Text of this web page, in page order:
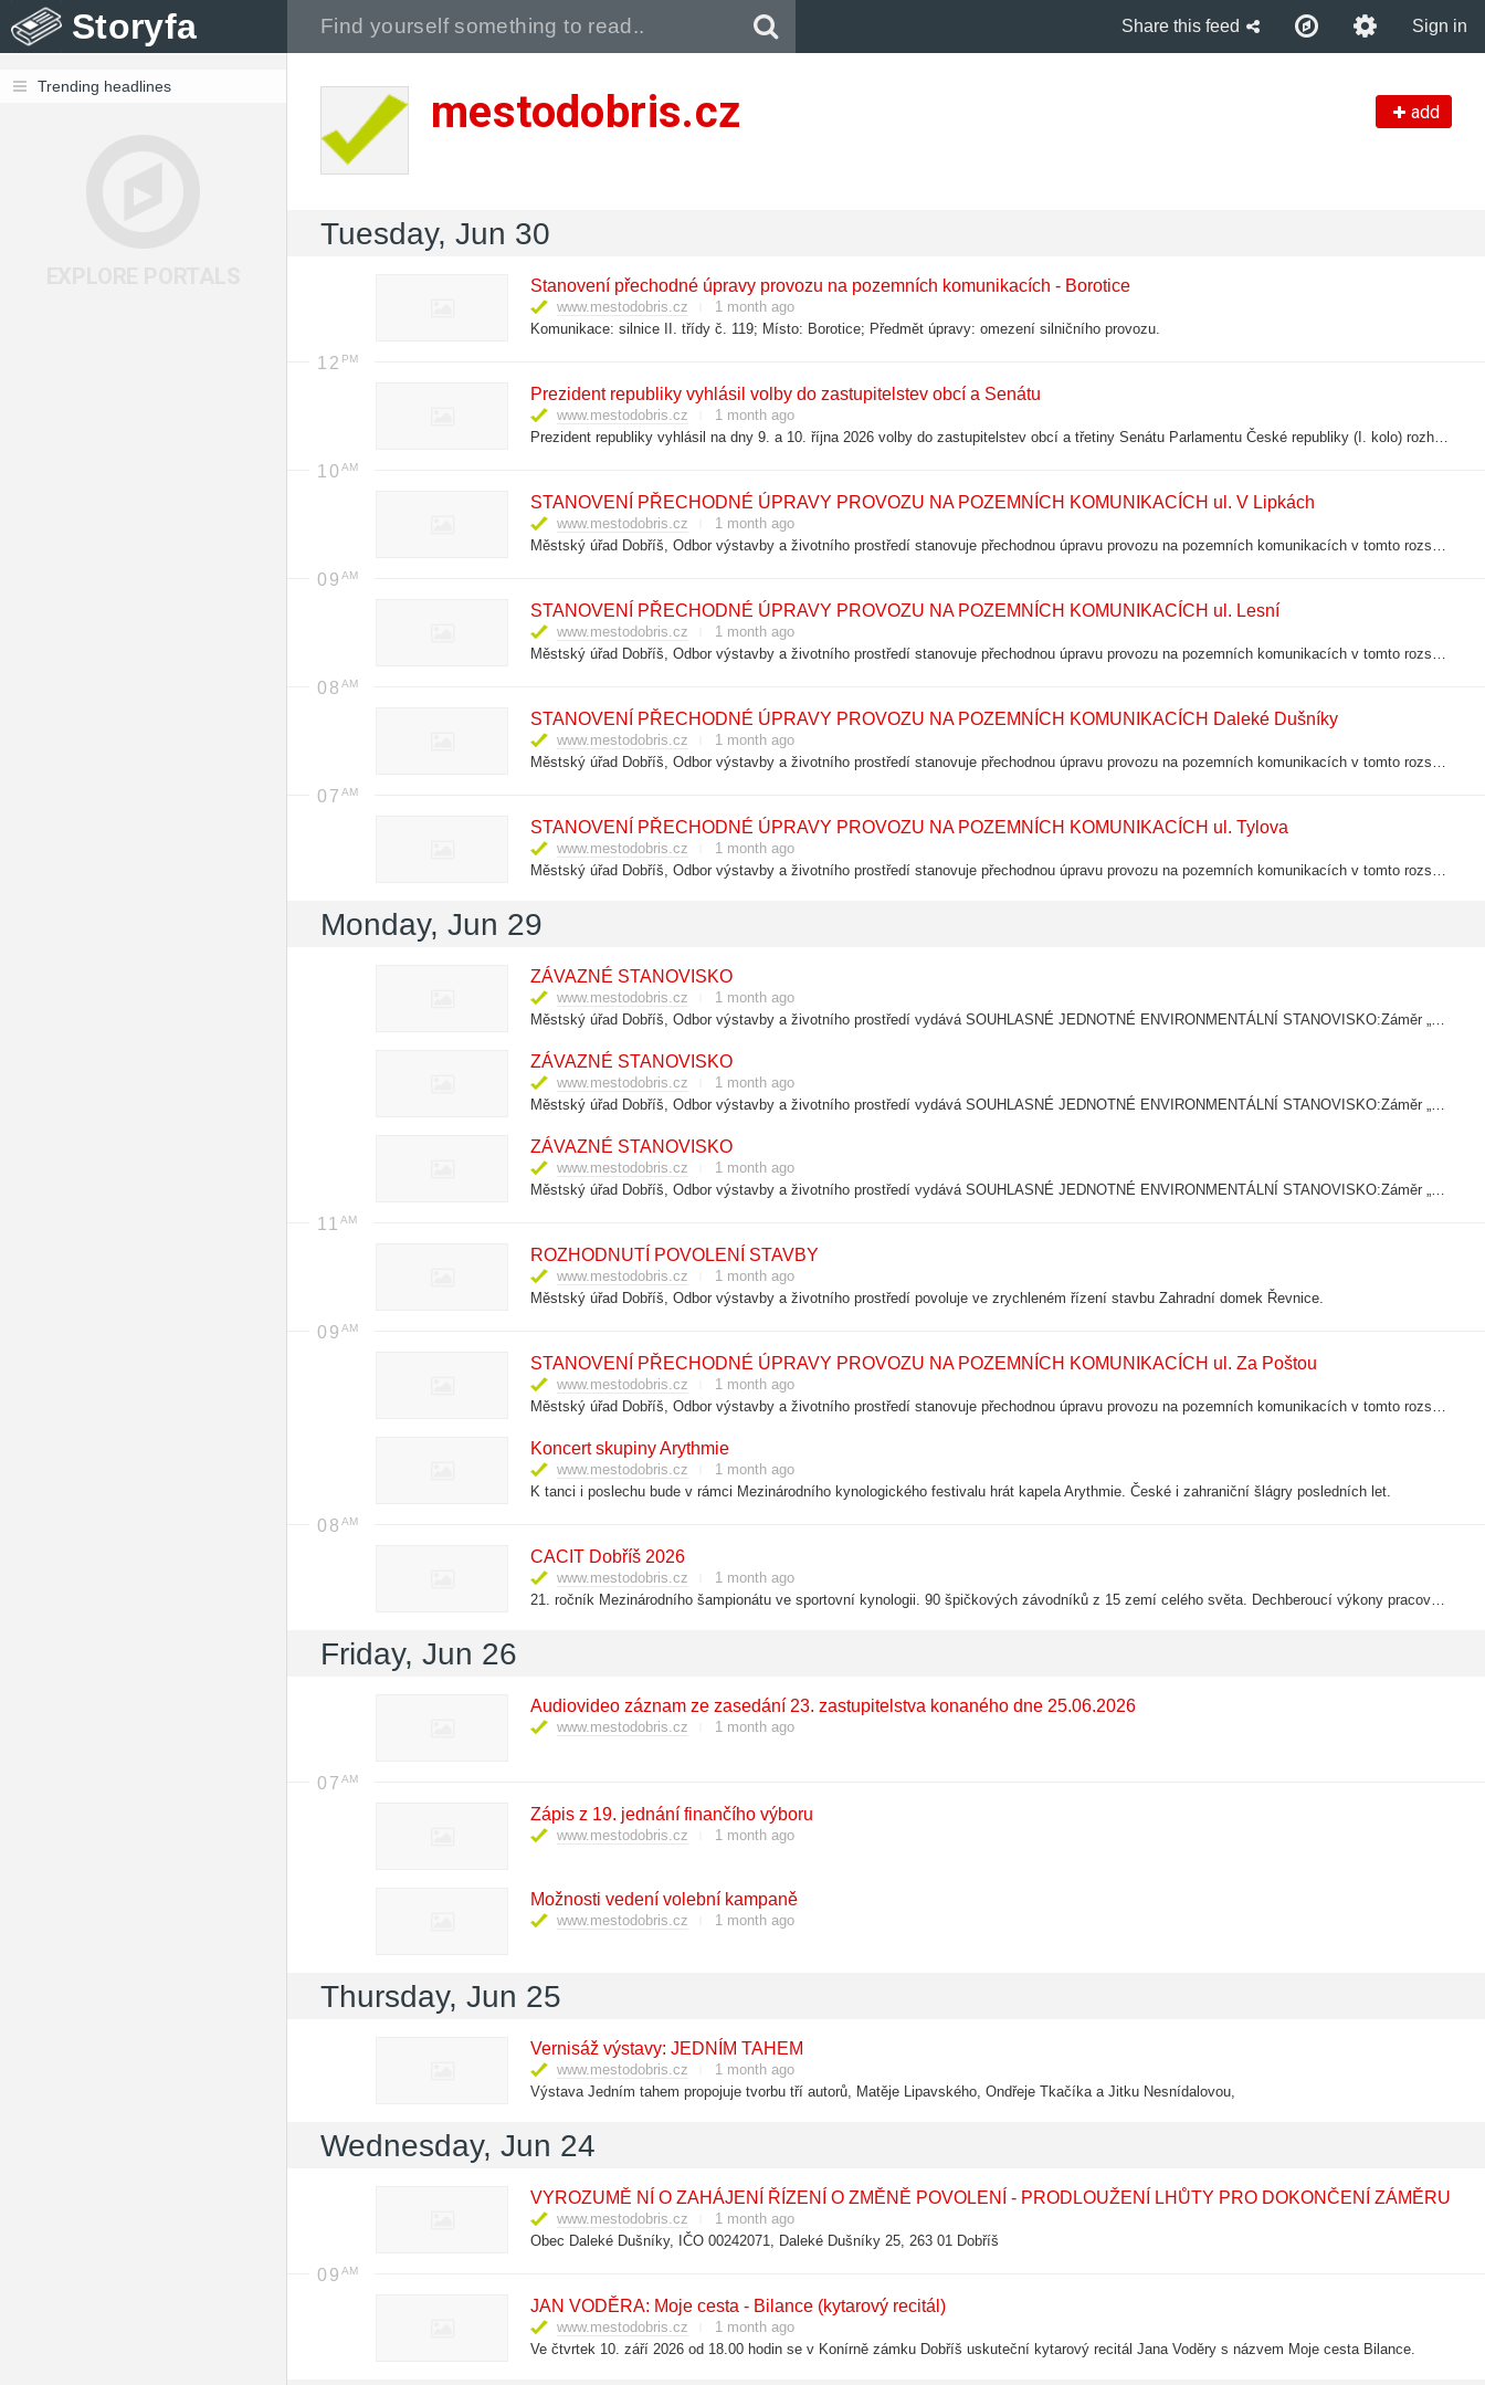
Storyfa Share this feed Sign in
Trending headlines mestodobris.cz add
Tuesday, Jun 30
Stanovení přechodné úpravy provozu na pozemních komunikacích - Borotice
www.mestodobris.cz
1 month ago
Komunikace: silnice II. třídy č. 119; Místo: Borotice; Předmět úpravy: omezení silničního provozu.
12
Prezident republiky vyhlásil volby do zastupitelstev obcí a Senátu
www.mestodobris.cz
1 month ago
Prezident republiky vyhlásil na dny 9. a 10. října 2026 volby do zastupitelstev obcí a třetiny Senátu Parlamentu České republiky (I. kolo) rozhodnutím publikovaným ve Sbírce zákonů a mezinárodních smluv pod č. 117/2026 Sb.
10
STANOVENÍ PŘECHODNÉ ÚPRAVY PROVOZU NA POZEMNÍCH KOMUNIKACÍCH ul. V Lipkách
www.mestodobris.cz
1 month ago
Městský úřad Dobříš, Odbor výstavby a životního prostředí stanovuje přechodnou úpravu provozu na pozemních komunikacích v tomto rozsahu: Komunikace: místní komunikace III. třídy č. 71c (ul. V Lipkách) a IV. třídy č. 14d (Sportovní hala).
09
STANOVENÍ PŘECHODNÉ ÚPRAVY PROVOZU NA POZEMNÍCH KOMUNIKACÍCH ul. Lesní
www.mestodobris.cz
1 month ago
Městský úřad Dobříš, Odbor výstavby a životního prostředí stanovuje přechodnou úpravu provozu na pozemních komunikacích v tomto rozsahu: Komunikace: místní komunikace III. třídy č. 28c (ul. Lesní).
08
STANOVENÍ PŘECHODNÉ ÚPRAVY PROVOZU NA POZEMNÍCH KOMUNIKACÍCH Daleké Dušníky
www.mestodobris.cz
1 month ago
Městský úřad Dobříš, Odbor výstavby a životního prostředí stanovuje přechodnou úpravu provozu na pozemních komunikacích v tomto rozsahu: Komunikace: silnice III. třídy č. 10226, místní komunikace.
07
STANOVENÍ PŘECHODNÉ ÚPRAVY PROVOZU NA POZEMNÍCH KOMUNIKACÍCH ul. Tylova
www.mestodobris.cz
1 month ago
Městský úřad Dobříš, Odbor výstavby a životního prostředí stanovuje přechodnou úpravu provozu na pozemních komunikacích v tomto rozsahu: Komunikace: místní komunikace III. třídy č. 61c (ul. Tylova).
Monday, Jun 29
ZÁVAZNÉ STANOVISKO
www.mestodobris.cz
1 month ago
Městský úřad Dobříš, Odbor výstavby a životního prostředí vydává SOUHLASNÉ JEDNOTNÉ ENVIRONMENTÁLNÍ STANOVISKO:Záměr „dostavba splaškové a dešťové kanalizace“ je z hlediska vlivů na všechny dotčené složky životního prostředí přípustný za…
ZÁVAZNÉ STANOVISKO
www.mestodobris.cz
1 month ago
Městský úřad Dobříš, Odbor výstavby a životního prostředí vydává SOUHLASNÉ JEDNOTNÉ ENVIRONMENTÁLNÍ STANOVISKO:Záměr „vrtaná studna“ je z hlediska vlivů na všechny dotčené složky životního prostředí přípustný za těchto podmínek:; ČJ.:MDOB…
ZÁVAZNÉ STANOVISKO
www.mestodobris.cz
1 month ago
Městský úřad Dobříš, Odbor výstavby a životního prostředí vydává SOUHLASNÉ JEDNOTNÉ ENVIRONMENTÁLNÍ STANOVISKO:Záměr „vodojem Nový Knín“ je z hlediska vlivů na všechny dotčené složky životního prostředí přípustný za těchto podmínek:; ČJ.…
11
ROZHODNUTÍ POVOLENÍ STAVBY
www.mestodobris.cz
1 month ago
Městský úřad Dobříš, Odbor výstavby a životního prostředí povoluje ve zrychleném řízení stavbu Zahradní domek Řevnice.
09
STANOVENÍ PŘECHODNÉ ÚPRAVY PROVOZU NA POZEMNÍCH KOMUNIKACÍCH ul. Za Poštou
www.mestodobris.cz
1 month ago
Městský úřad Dobříš, Odbor výstavby a životního prostředí stanovuje přechodnou úpravu provozu na pozemních komunikacích v tomto rozsahu: Komunikace: místní komunikace III. třídy č. 75c (ul. Za Poštou).
Koncert skupiny Arythmie
www.mestodobris.cz
1 month ago
K tanci i poslechu bude v rámci Mezinárodního kynologického festivalu hrát kapela Arythmie. České i zahraniční šlágry posledních let.
08
CACIT Dobříš 2026
www.mestodobris.cz
1 month ago
21. ročník Mezinárodního šampionátu ve sportovní kynologii. 90 špičkových závodníků z 15 zemí celého světa. Dechberoucí výkony pracovních psů v poslušnosti a obraně.
Friday, Jun 26
Audiovideo záznam ze zasedání 23. zastupitelstva konaného dne 25.06.2026
www.mestodobris.cz 1 month ago
07
Zápis z 19. jednání finančího výboru
www.mestodobris.cz 1 month ago
Možnosti vedení volební kampaně
www.mestodobris.cz 1 month ago
Thursday, Jun 25
Vernisáž výstavy: JEDNÍM TAHEM
www.mestodobris.cz
1 month ago
Výstava Jedním tahem propojuje tvorbu tří autorů, Matěje Lipavského, Ondřeje Tkačíka a Jitku Nesnídalovou,
Wednesday, Jun 24
VYROZUMĚ NÍ O ZAHÁJENÍ ŘÍZENÍ O ZMĚNĚ POVOLENÍ - PRODLOUŽENÍ LHŮTY PRO DOKONČENÍ ZÁMĚRU
www.mestodobris.cz
1 month ago
Obec Daleké Dušníky, IČO 00242071, Daleké Dušníky 25, 263 01 Dobříš
09
JAN VODĚRA: Moje cesta - Bilance (kytarový recitál)
www.mestodobris.cz
1 month ago
Ve čtvrtek 10. září 2026 od 18.00 hodin se v Konírně zámku Dobříš uskuteční kytarový recitál Jana Voděry s názvem Moje cesta Bilance.
Pull down to refresh..